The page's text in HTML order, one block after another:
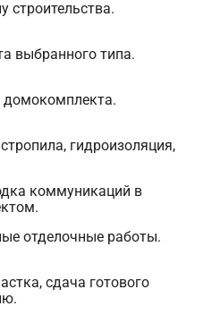
строительства.
выбранного типа.
домокомплекта.
гидроизоляция,
коммуникаций в
отделочные работы.
сдача готового